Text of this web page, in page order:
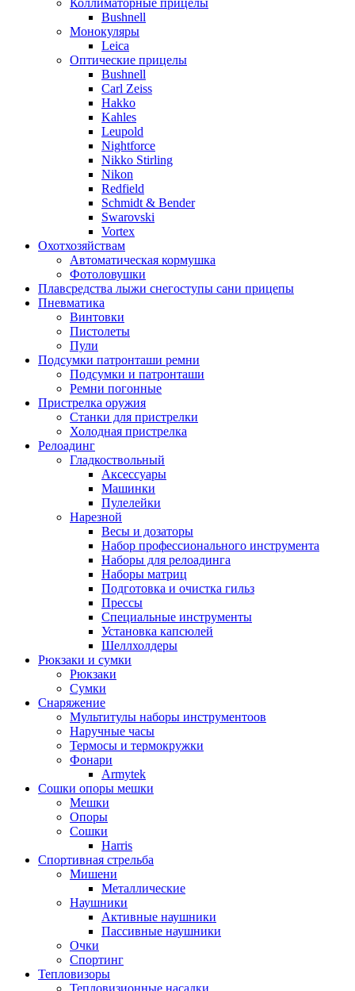
Коллиматорные прицелы
Bushnell
Монокуляры
Leica
Оптические прицелы
Bushnell
Carl Zeiss
Hakko
Kahles
Leupold
Nightforce
Nikko Stirling
Nikon
Redfield
Schmidt & Bender
Swarovski
Vortex
Охотхозяйствам
Автоматическая кормушка
Фотоловушки
Плавсредства лыжи снегоступы сани прицепы
Пневматика
Винтовки
Пистолеты
Пули
Подсумки патронташи ремни
Подсумки и патронташи
Ремни погонные
Пристрелка оружия
Станки для пристрелки
Холодная пристрелка
Релоадинг
Гладкоствольный
Аксессуары
Машинки
Пулелейки
Нарезной
Весы и дозаторы
Набор профессионального инструмента
Наборы для релоадинга
Наборы матриц
Подготовка и очистка гильз
Прессы
Специальные инструменты
Установка капсюлей
Шеллхолдеры
Рюкзаки и сумки
Рюкзаки
Сумки
Снаряжение
Мультитулы наборы инструментоов
Наручные часы
Термосы и термокружки
Фонари
Armytek
Сошки опоры мешки
Мешки
Опоры
Сошки
Harris
Спортивная стрельба
Мишени
Металлические
Наушники
Активные наушники
Пассивные наушники
Очки
Спортинг
Тепловизоры
Тепловизионные насадки